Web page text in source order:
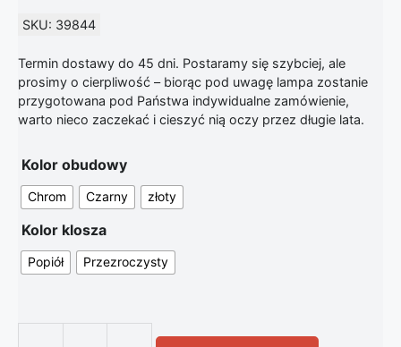
SKU: 39844
Termin dostawy do 45 dni. Postaramy się szybciej, ale
prosimy o cierpliwość – biorąc pod uwagę lampa zostanie
przygotowana pod Państwa indywidualne zamówienie,
warto nieco zaczekać i cieszyć nią oczy przez długie lata.
Kolor obudowy
Chrom Czarny złoty
Kolor klosza
Popiół Przezroczysty